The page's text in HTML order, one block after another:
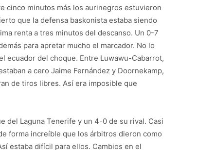
cinco minutos más los aurinegros estuvieron
que la defensa baskonista estaba siendo
renta a tres minutos del descanso. Un 0-7
para apretar mucho el marcador. No lo
ecuador del choque. Entre Luwawu-Cabarrot,
a cero Jaime Fernández y Doornekamp,
de tiros libres. Así era imposible que
del Laguna Tenerife y un 4-0 de su rival. Casi
forma increíble que los árbitros dieron como
estaba difícil para ellos. Cambios en el